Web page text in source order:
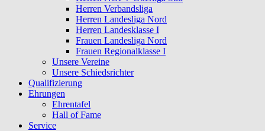
Herren Verbandsliga
Herren Landesliga Nord
Herren Landesklasse I
Frauen Landesliga Nord
Frauen Regionalklasse I
Unsere Vereine
Unsere Schiedsrichter
Qualifizierung
Ehrungen
Ehrentafel
Hall of Fame
Service